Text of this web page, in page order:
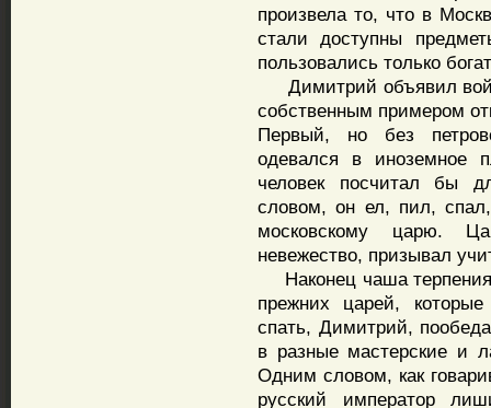
произвела то, что в
стали доступны
пользовались только
Димитрий объявил
собственным примером
Первый, но без
одевался в иноземное
человек посчитал бы
словом, он ел, пил,
московскому царю.
невежество, призывал
Наконец чаша терпения
прежних царей,
спать, Димитрий,
в разные мастерские и
Одним словом, как
русский император